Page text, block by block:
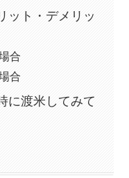
ト・デメリッ
合
合
渡米してみて